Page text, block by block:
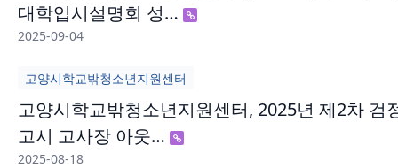
대학입시설명회 성…
2025-09-04
고양시학교밖청소년지원센터
고양시학교밖청소년지원센터, 2025년 제2차 검
고시 고사장 아웃…
2025-08-18